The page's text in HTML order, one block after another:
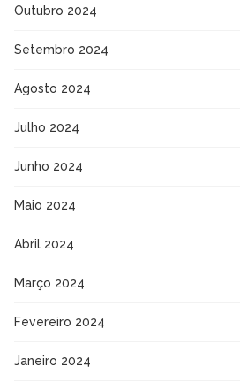
Outubro 2024
Setembro 2024
Agosto 2024
Julho 2024
Junho 2024
Maio 2024
Abril 2024
Março 2024
Fevereiro 2024
Janeiro 2024